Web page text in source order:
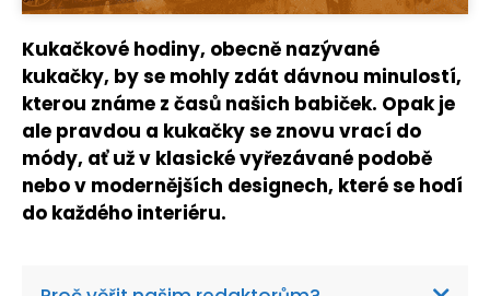
Kukačkové hodiny, obecně nazývané
kukačky, by se mohly zdát dávnou minulostí,
kterou známe z časů našich babiček. Opak je
ale pravdou a kukačky se znovu vrací do
módy, ať už v klasické vyřezávané podobě
nebo v modernějších designech, které se hodí
do každého interiéru.